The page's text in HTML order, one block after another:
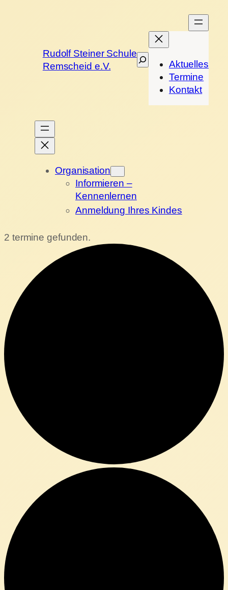
Rudolf Steiner Schule
Remscheid e.V.
Suchen
Aktuelles
Termine
Kontakt
Organisation
Informieren –
Kennenlernen
Anmeldung Ihres Kindes
2 termine gefunden.